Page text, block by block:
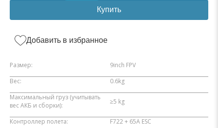
Купить
Добавить в избранное
Размер:
9inch FPV
Вес:
0.6kg
Максимальный груз (учитывать
вес АКБ и сборки):
≥5 kg
Контроллер полета:
F722 + 65A ESC